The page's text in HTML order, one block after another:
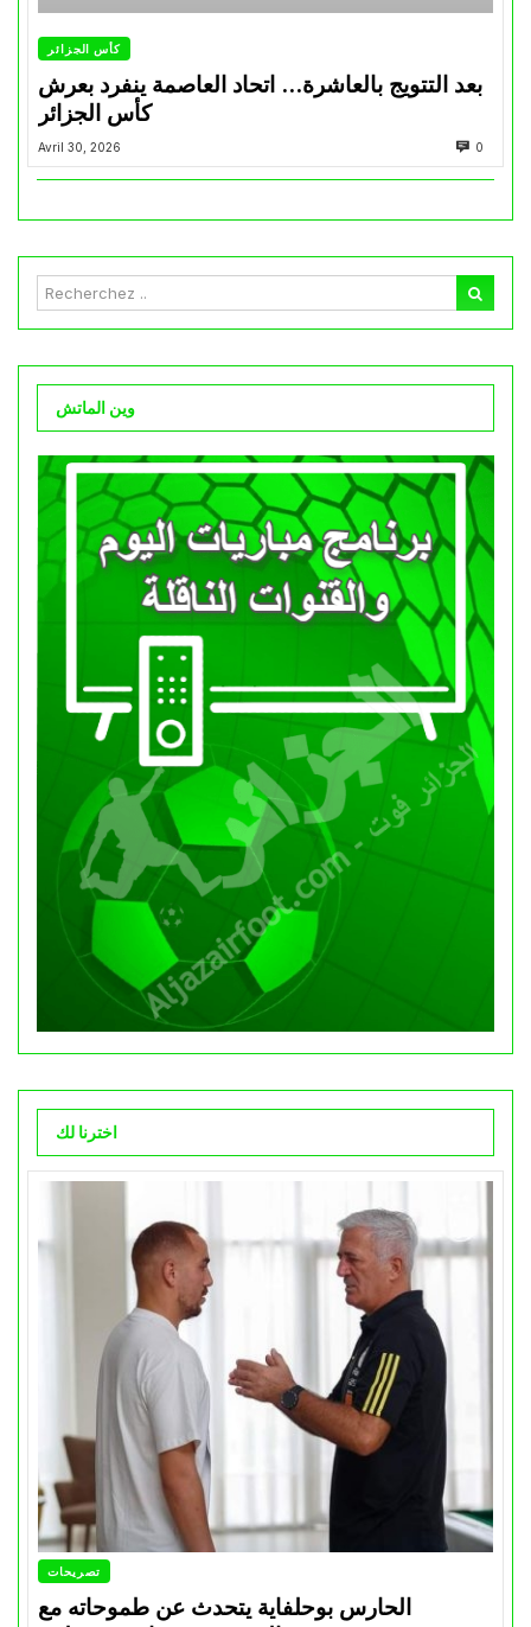
كأس الجزائر
بعد التتويج بالعاشرة… اتحاد العاصمة ينفرد بعرش
كأس الجزائر
Avril 30, 2026 0
وين الماتش
اخترنا لك
تصريحات
الحارس بوحلفاية يتحدث عن طموحاته مع